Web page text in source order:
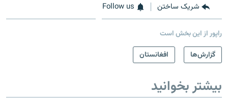
شریک ساختن Follow us
راپور از این بخش است
گزارش‌ها
افغانستان
بیشتر بخوانید